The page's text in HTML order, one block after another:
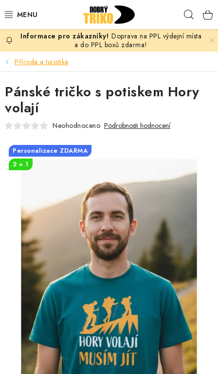
na
PRO ŽENY
PRO MUŽE
PRO DĚTI
DOPLŇKY
PRO PÁRY
VLASTNÍ MOTIV
MIKINY
OKAMŽITĚ K ODBĚRU
B2B
MÁM SRDCE POMÁHÁM
VÁNOCE
PROVIZNÍ SYSTÉM
Doprava na PPL výdejní místa
a do PPL boxů zdarma!
Příroda a turistika
Pánské tričko s potiskem Hory
volají
Neohodnoceno Podrobnosti hodnocení
Personalizace ZDARMA
2 + 1